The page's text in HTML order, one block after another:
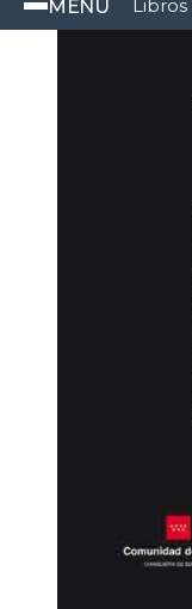
MENÚ Libros